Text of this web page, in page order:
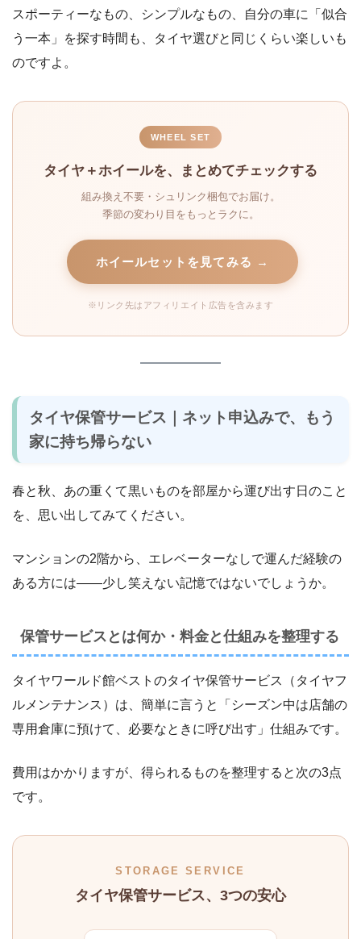
スポーティーなもの、シンプルなもの、自分の車に「似合
う一本」を探す時間も、タイヤ選びと同じくらい楽しいも
のですよ。
WHEEL SET
タイヤ＋ホイールを、まとめてチェックする
組み換え不要・シュリンク梱包でお届け。
季節の変わり目をもっとラクに。
ホイールセットを見てみる →
※リンク先はアフィリエイト広告を含みます
タイヤ保管サービス｜ネット申込みで、もう
家に持ち帰らない
春と秋、あの重くて黒いものを部屋から運び出す日のこと
を、思い出してみてください。
マンションの2階から、エレベーターなしで運んだ経験の
ある方には――少し笑えない記憶ではないでしょうか。
保管サービスとは何か・料金と仕組みを整理する
タイヤワールド館ベストのタイヤ保管サービス（タイヤフ
ルメンテナンス）は、簡単に言うと「シーズン中は店舗の
専用倉庫に預けて、必要なときに呼び出す」仕組みです。
費用はかかりますが、得られるものを整理すると次の3点
です。
STORAGE SERVICE
タイヤ保管サービス、3つの安心